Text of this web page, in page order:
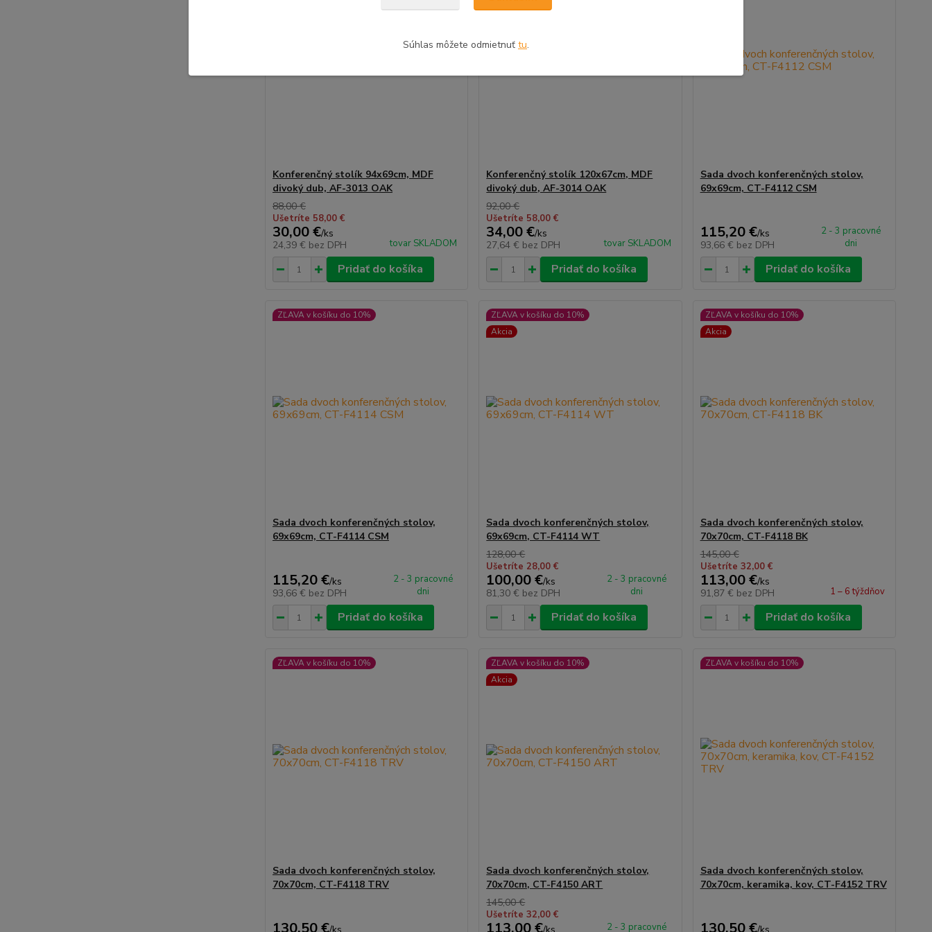
Konferenčný stolík 94x69cm, MDF
divoký dub, AF-3013 OAK
88,00 €
Ušetríte 58,00 €
30,00 €/ks
24,39 € bez DPH tovar SKLADOM
Pridať do košíka
Konferenčný stolík 120x67cm, MDF
divoký dub, AF-3014 OAK
92,00 €
Ušetríte 58,00 €
34,00 €/ks
27,64 € bez DPH tovar SKLADOM
Pridať do košíka
Sada dvoch konferenčných stolov,
69x69cm, CT-F4112 CSM
115,20 €/ks
93,66 € bez DPH
2 - 3 pracovné
dni
Pridať do košíka
ZĽAVA v košíku do 10%
Sada dvoch konferenčných stolov,
69x69cm, CT-F4114 CSM
115,20 €/ks
93,66 € bez DPH
2 - 3 pracovné
dni
Pridať do košíka
ZĽAVA v košíku do 10%
Akcia
Sada dvoch konferenčných stolov,
69x69cm, CT-F4114 WT
128,00 €
Ušetríte 28,00 €
100,00 €/ks
81,30 € bez DPH
2 - 3 pracovné
dni
Pridať do košíka
ZĽAVA v košíku do 10%
Akcia
Sada dvoch konferenčných stolov,
70x70cm, CT-F4118 BK
145,00 €
Ušetríte 32,00 €
113,00 €/ks
91,87 € bez DPH 1 – 6 týždňov
Pridať do košíka
ZĽAVA v košíku do 10%
Sada dvoch konferenčných stolov,
70x70cm, CT-F4118 TRV
130,50 €
ZĽAVA v košíku do 10%
Akcia
Sada dvoch konferenčných stolov,
70x70cm, CT-F4150 ART
145,00 €
Ušetríte 32,00 €
113,00 € 2 - 3 pracovné
ZĽAVA v košíku do 10%
Sada dvoch konferenčných stolov,
70x70cm, keramika, kov, CT-F4152 TRV
130,50 €
Súhlas môžete odmietnuť tu.